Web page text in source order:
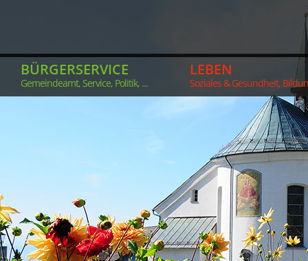
BÜRGERSERVICE
Gemeindeamt, Service, Politik, ...
LEBEN
Soziales & Gesundheit,